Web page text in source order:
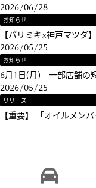
2026/06/28
お知らせ
【パリミキ×神戸マツダ
2026/05/25
お知らせ
6月1日(月) 一部店舗の
2026/05/25
リリース
【重要】 「オイルメン